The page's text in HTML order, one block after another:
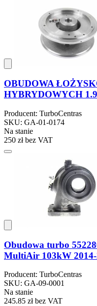
OBUDOWA
HYBRYDOWYCH
Producent: TurboCentras
SKU: GA-01-0174
Na stanie
250 złbez VAT
Obudowa turbo
MultiAir 103kW 2014-
Producent: TurboCentras
SKU: GA-09-0001
Na stanie
245.85 złbez VAT